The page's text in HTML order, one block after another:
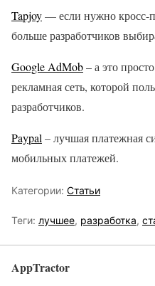
Tapjoy— если нужно кросс-
больше разработчиков
Google AdMob– а это
рекламная сеть, которой
разработчиков.
Paypal– лучшая платежная
мобильных платежей.
Категории: Статьи
Теги: лучшее, разработка,
AppTractor